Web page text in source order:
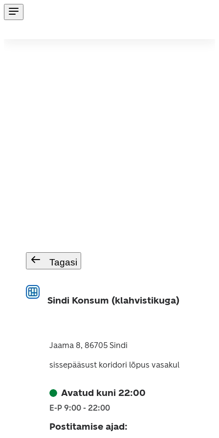
Tagasi
Sindi Konsum (klahvistikuga)
Jaama 8, 86705 Sindi
sissepääsust koridori lõpus vasakul
Avatud kuni 22:00
E-P 9:00 - 22:00
Postitamise ajad: